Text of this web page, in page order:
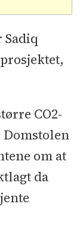
CO2-
om at
da